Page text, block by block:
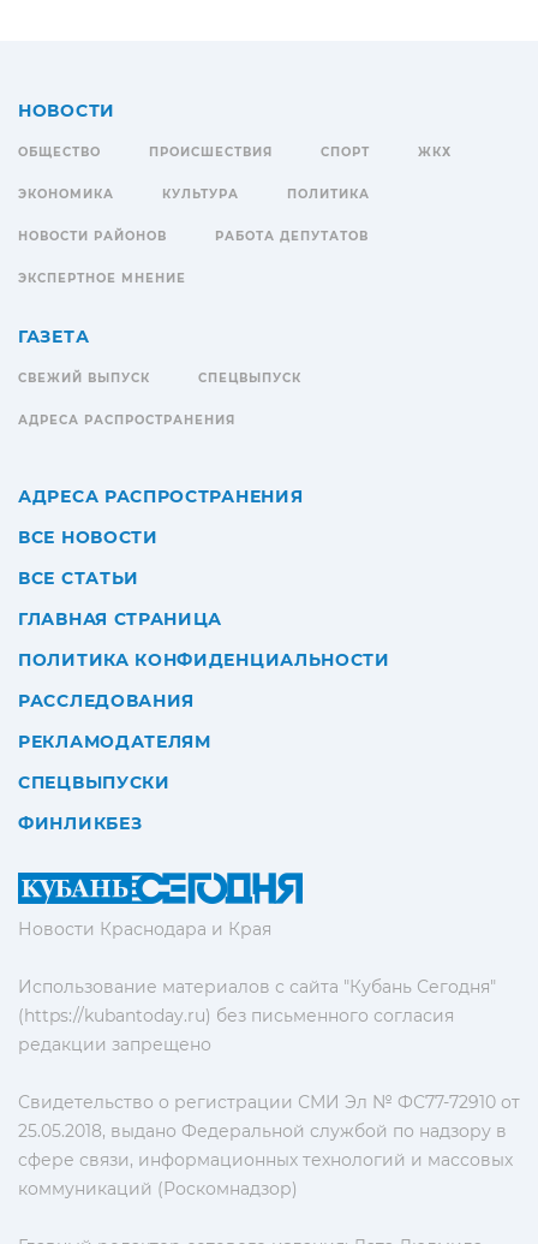
Новости Краснодара и Края
Использование материалов с сайта "Кубань Сегодня"
(https://kubantoday.ru) без письменного согласия
редакции запрещено
Свидетельство о регистрации СМИ Эл № ФС77-72910 от
25.05.2018, выдано Федеральной службой по надзору в
сфере связи, информационных технологий и массовых
коммуникаций (Роскомнадзор)
НОВОСТИ
ОБЩЕСТВО ПРОИСШЕСТВИЯ СПОРТ ЖКХ
ЭКОНОМИКА КУЛЬТУРА ПОЛИТИКА
НОВОСТИ РАЙОНОВ РАБОТА ДЕПУТАТОВ
ЭКСПЕРТНОЕ МНЕНИЕ
ГАЗЕТА
СВЕЖИЙ ВЫПУСК СПЕЦВЫПУСК
АДРЕСА РАСПРОСТРАНЕНИЯ
АДРЕСА РАСПРОСТРАНЕНИЯ
ВСЕ НОВОСТИ
ВСЕ СТАТЬИ
ГЛАВНАЯ СТРАНИЦА
ПОЛИТИКА КОНФИДЕНЦИАЛЬНОСТИ
РАССЛЕДОВАНИЯ
РЕКЛАМОДАТЕЛЯМ
СПЕЦВЫПУСКИ
ФИНЛИКБЕЗ